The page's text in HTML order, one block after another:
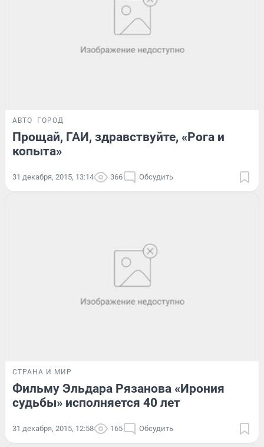
АВТО ГОРОД
Прощай, ГАИ, здравствуйте, «Рога и
копыта»
31 декабря, 2015, 13:14 366 Обсудить
СТРАНА И МИР
Фильму Эльдара Рязанова «Ирония
судьбы» исполняется 40 лет
31 декабря, 2015, 12:58 165 Обсудить